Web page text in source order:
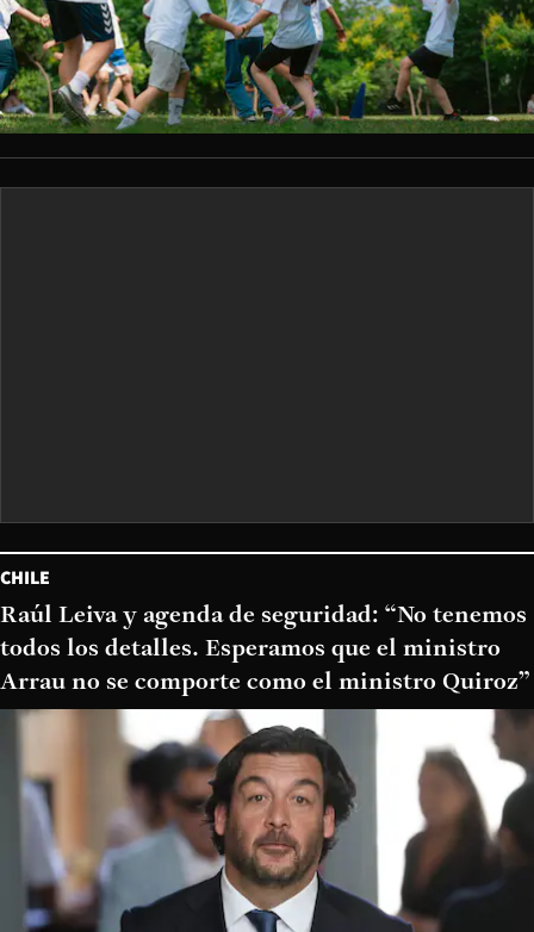
CHILE
Raúl Leiva y agenda de seguridad: “No tenemos
todos los detalles. Esperamos que el ministro
Arrau no se comporte como el ministro Quiroz”